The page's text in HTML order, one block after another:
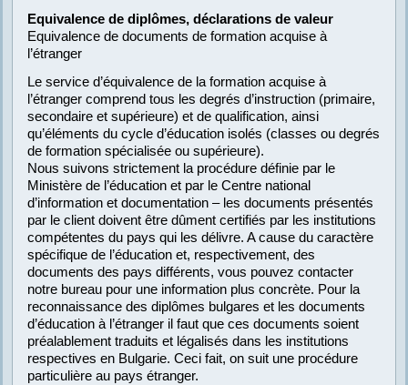
Equivalence de diplômes, déclarations de valeur
Equivalence de documents de formation acquise à
l’étranger
Le service d’équivalence de la formation acquise à
l’étranger comprend tous les degrés d’instruction (primaire,
secondaire et supérieure) et de qualification, ainsi
qu’éléments du cycle d’éducation isolés (classes ou degrés
de formation spécialisée ou supérieure).
Nous suivons strictement la procédure définie par le
Ministère de l’éducation et par le Centre national
d’information et documentation – les documents présentés
par le client doivent être dûment certifiés par les institutions
compétentes du pays qui les délivre. A cause du caractère
spécifique de l’éducation et, respectivement, des
documents des pays différents, vous pouvez contacter
notre bureau pour une information plus concrète. Pour la
reconnaissance des diplômes bulgares et les documents
d’éducation à l’étranger il faut que ces documents soient
préalablement traduits et légalisés dans les institutions
respectives en Bulgarie. Ceci fait, on suit une procédure
particulière au pays étranger.